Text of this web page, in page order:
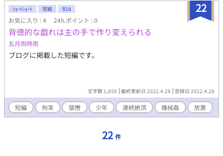
れていない。 あるのは、崩壊しゆく世界を背景に、毒の薔薇を撒
き散らしながら踊る、永遠の葬列だけ。 したがって、この物語を
愛する者は、観客ではなく、自らもまたその暗闇に溶け込もうと
する「共犯者」でなければならない。 ようこそ。 ここは時計の針
が錆びつき、午前四時で停止したままの、美しくも腐り果てた魂
たちのための避難所である。
22
ｼｮｰﾄｼｮｰﾄ 完結 R18
お気に入り : 4 24h.ポイント : 0
背徳的な戯れは主の手で作り変えられる
五月雨時雨
ブログに掲載した短編です。
文字数 1,858 最終更新日 2022.4.28 登録日 2022.4.28
短編 拘束 猿轡 少年 連続絶頂 機械姦 放置
22 件